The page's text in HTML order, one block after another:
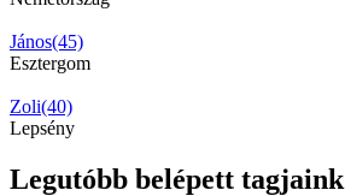
János(45)
Esztergom
Zoli(40)
Lepsény
Legutóbb belépett tagjaink